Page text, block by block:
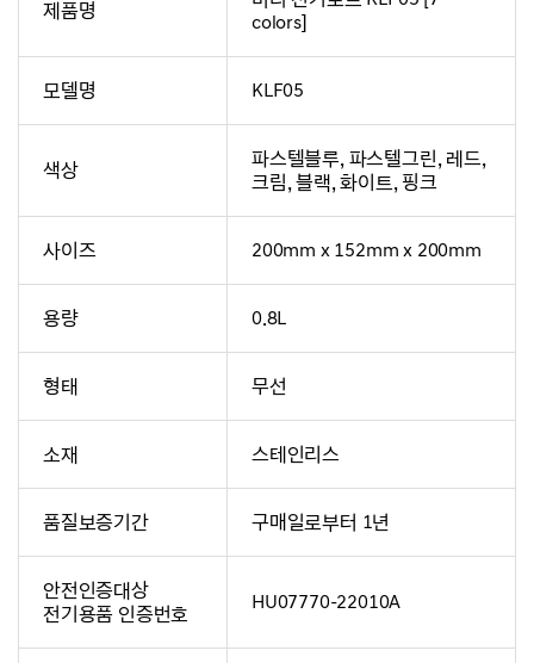
제품명
colors]
모델명 KLF05
색상
파스텔블루, 파스텔그린, 레드,
크림, 블랙, 화이트, 핑크
사이즈 200mm x 152mm x 200mm
용량 0.8L
형태 무선
소재 스테인리스
품질보증기간 구매일로부터 1년
안전인증대상
전기용품 인증번호
HU07770-22010A